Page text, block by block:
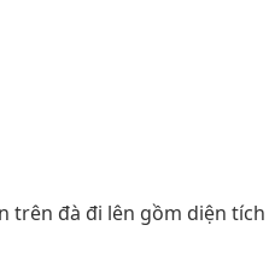
trên đà đi lên gồm diện tích